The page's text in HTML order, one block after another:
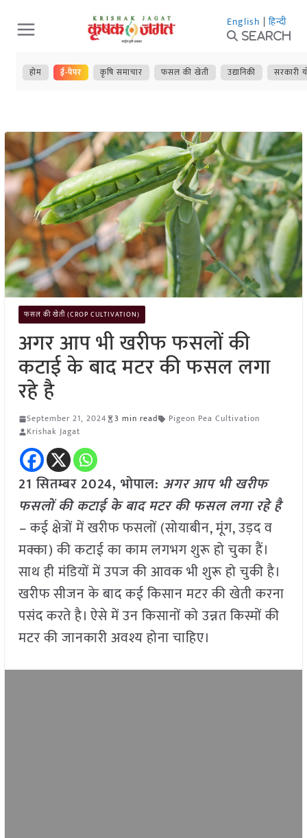
Skip
to
content
English | हिन्दी
Search
होम ई-पेपर कृषि समाचार फसल की खेती उद्यानिकी सरकारी
फसल की खेती (CROP CULTIVATION)
अगर आप भी खरीफ फसलों की
कटाई के बाद मटर की फसल लगा
रहे है
September 21, 2024 3 min read
Pigeon Pea Cultivation
Krishak Jagat
21 सितम्बर 2024, भोपाल: अगर आप भी खरीफ
फसलों की कटाई के बाद मटर की फसल लगा रहे है
–कई क्षेत्रों में खरीफ फसलों (सोयाबीन, मूंग, उड़द व
मक्का) की कटाई का काम लगभग शुरू हो चुका हैं।
साथ ही मंडियों में उपज की आवक भी शुरू हो चुकी है।
खरीफ सीजन के बाद कई किसान मटर की खेती करना
पसंद करते है। ऐसे में उन किसानों को उन्नत किस्मों की
मटर की जानकारी अवश्य होना चाहिए।